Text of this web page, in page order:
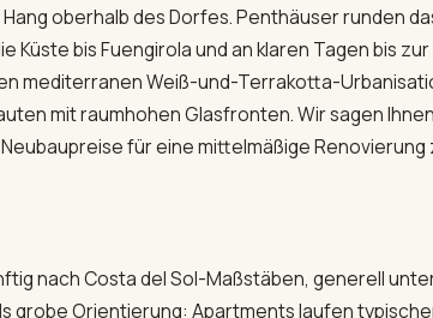
Hang oberhalb des Dorfes. Penthäuser runden
Küste bis Fuengirola und an klaren Tagen bis
mediterranen Weiß-und-Terrakotta-
mit raumhohen Glasfronten. Wir sagen
für eine mittelmäßige Renovierung
nach Costa del Sol-Maßstäben, generell
grobe Orientierung: Apartments laufen